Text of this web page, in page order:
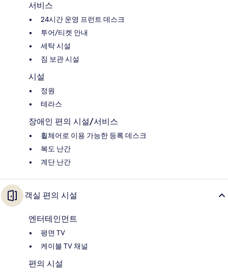
서비스
24시간 운영 프런트 데스크
투어/티켓 안내
세탁 시설
짐 보관 시설
시설
정원
테라스
장애인 편의 시설/서비스
휠체어로 이용 가능한 등록 데스크
복도 난간
계단 난간
객실 편의 시설
엔터테인먼트
평면 TV
케이블 TV 채널
편의 시설